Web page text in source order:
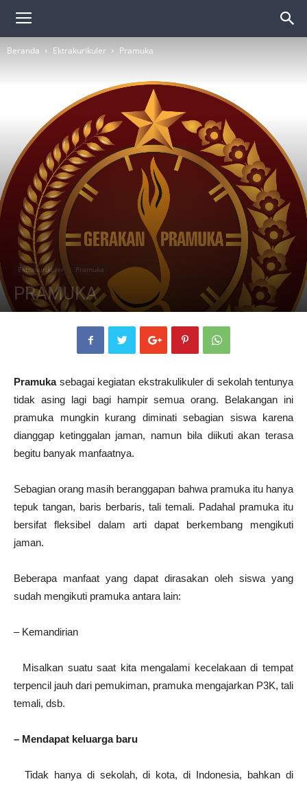
Beranda Ektrakurikuler Pramuka
Ektrakurikuler Pramuka
PRAMUKA
Penulis smkdb4jambi - 15 April 2019 966 0
Pramukasebagai kegiatan ekstrakulikuler di sekolah tentunya
tidak asing lagi bagi hampir semua orang. Belakangan ini
pramuka mungkin kurang diminati sebagian siswa karena
dianggap ketinggalan jaman, namun bila diikuti akan terasa
begitu banyak manfaatnya.
Sebagian orang masih beranggapan bahwa pramuka itu hanya
tepuk tangan, baris berbaris, tali temali. Padahal pramuka itu
bersifat fleksibel dalam arti dapat berkembang mengikuti
jaman.
Beberapa manfaat yang dapat dirasakan oleh siswa yang
sudah mengikuti pramuka antara lain:
– Kemandirian
Misalkan suatu saat kita mengalami kecelakaan di tempat
terpencil jauh dari pemukiman, pramuka mengajarkan P3K, tali
temali, dsb.
– Mendapat keluarga baru
Tidak hanya di sekolah, di kota, di Indonesia, bahkan di